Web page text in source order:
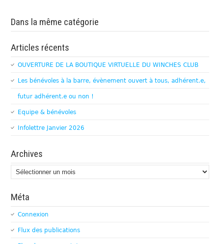
Dans la même catégorie
Articles récents
OUVERTURE DE LA BOUTIQUE VIRTUELLE DU WINCHES CLUB
Les bénévoles à la barre, évènement ouvert à tous, adhérent.e,
futur adhérent.e ou non !
Equipe & bénévoles
Infolettre Janvier 2026
Archives
Archives
Méta
Connexion
Flux des publications